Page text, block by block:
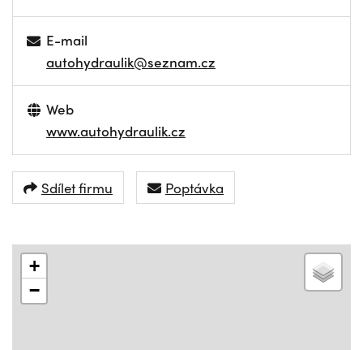
E-mail
autohydraulik@seznam.cz
Web
www.autohydraulik.cz
Sdílet firmu Poptávka
+
−